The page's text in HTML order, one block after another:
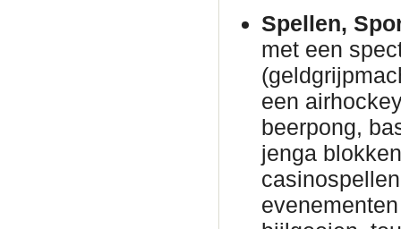
Spellen,
met een
een
beerpong,
jenga